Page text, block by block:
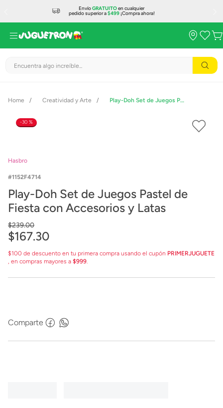
EnvíoGRATUITOen cualquier
pedido superior a$499¡Compra ahora!
Encuentra algo increíble...
Creatividad y Arte Play-Doh Set de Juegos Pastel de Fiesta con Accesorios y Latas
30 %
Hasbro
1152F4714
Play-Doh Set de Juegos Pastel de
Fiesta con Accesorios y Latas
$239.00
$167.30
$100 de descuento en tu primera compra usando el cupón PRIMERJUGUETE
, en compras mayores a $999.
Comparte